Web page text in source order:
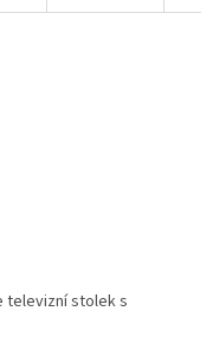
televizní stolek s